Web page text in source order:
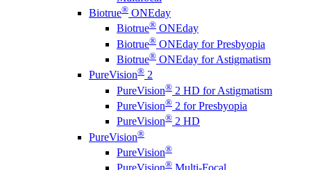
Biotrue® ONEday
Biotrue® ONEday
Biotrue® ONEday for Presbyopia
Biotrue® ONEday for Astigmatism
PureVision® 2
PureVision® 2 HD for Astigmatism
PureVision® 2 for Presbyopia
PureVision® 2 HD
PureVision®
PureVision®
®